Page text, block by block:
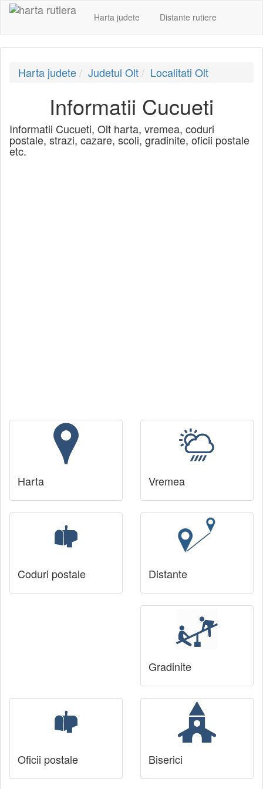
Harta judete Distante rutiere
Harta judete Judetul Olt Localitati Olt
Informatii Cucueti
Informatii Cucueti, Olt harta, vremea, coduri
postale, strazi, cazare, scoli, gradinite, oficii postale
etc.
Harta Vremea
Coduri postale Distante
Gradinite
Oficii postale Biserici